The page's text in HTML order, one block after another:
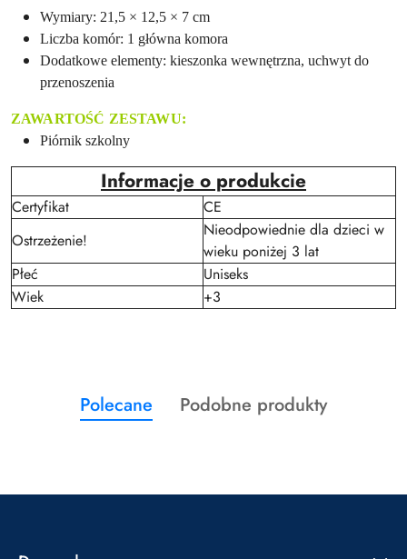
Wymiary: 21,5 × 12,5 × 7 cm
Liczba komór: 1 główna komora
Dodatkowe elementy: kieszonka wewnętrzna, uchwyt do
przenoszenia
ZAWARTOŚĆ ZESTAWU:
Piórnik szkolny
Informacje o produkcie
Certyfikat
CE
Ostrzeżenie!
Nieodpowiednie dla dzieci w
wieku poniżej 3 lat
Płeć
Uniseks
Wiek
+3
Pomiń karuzelę produktów
Produkty
o
Polecane
Produkty
Podobne produkty